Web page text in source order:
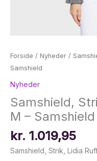
Forside / Nyheder /
Samshield
Nyheder
Samshield,
M – Samshield
kr. 1.019,95
Samshield, Strik, Lidia